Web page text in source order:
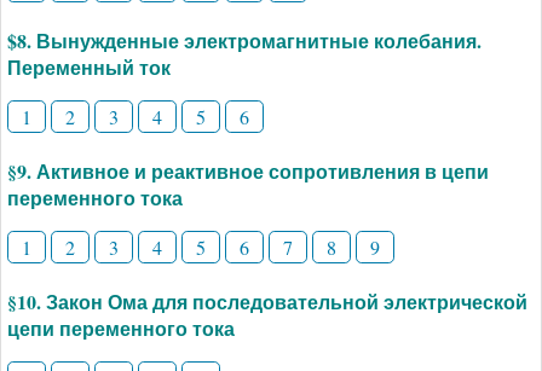
$8. Вынужденные электромагнитные колебания.
Переменный ток
1 2 3 4 5 6
§9. Активное и реактивное сопротивления в цепи
переменного тока
1 2 3 4 5 6 7 8 9
§10. Закон Ома для последовательной электрической
цепи переменного тока